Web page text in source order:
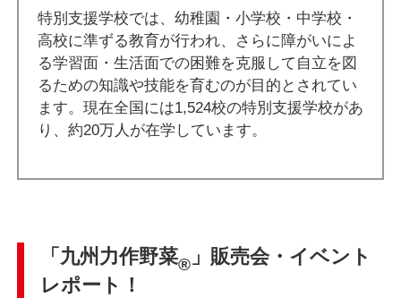
特別支援学校では、幼稚園・小学校・中学校・
高校に準ずる教育が行われ、さらに障がいによ
る学習面・生活面での困難を克服して自立を図
るための知識や技能を育むのが目的とされてい
ます。現在全国には1,524校の特別支援学校があ
り、約20万人が在学しています。
「九州力作野菜® 」販売会・イベント
レポート！